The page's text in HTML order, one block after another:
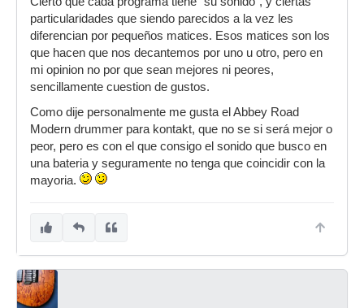
particularidades que siendo parecidos a la vez les
diferencian por pequeños matices. Esos matices son los
que hacen que nos decantemos por uno u otro, pero en
mi opinion no por que sean mejores ni peores,
sencillamente cuestion de gustos.
Como dije personalmente me gusta el Abbey Road
Modern drummer para kontakt, que no se si será mejor o
peor, pero es con el que consigo el sonido que busco en
una bateria y seguramente no tenga que coincidir con la
mayoria.